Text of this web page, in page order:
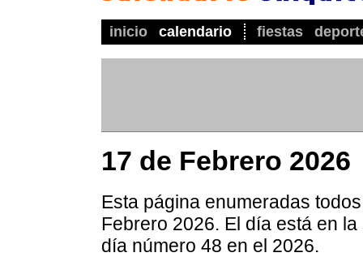
inicio calendario fiestas
17 de Febrero 2026
Esta página enumeradas
Febrero 2026. El día está en
día número 48 en el 2026.